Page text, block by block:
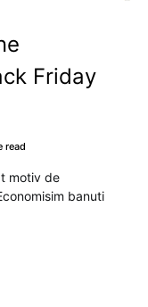
Friday
read
motiv de
banuti